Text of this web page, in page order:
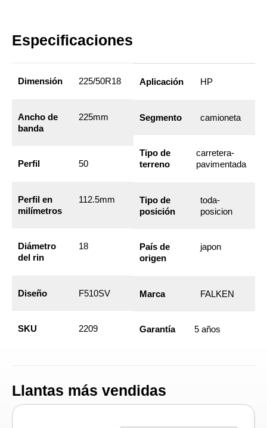
Especificaciones
Dimensión 225/50R18
Ancho de
banda
225mm
Perfil 50
Perfil en
milímetros
112.5mm
Diámetro
del rin
18
Diseño F510SV
SKU 2209
Aplicación HP
Segmento camioneta
Tipo de
terreno
carretera-
pavimentada
Tipo de
posición
toda-
posicion
País de
origen
japon
Marca FALKEN
Garantía 5 años
Llantas más vendidas